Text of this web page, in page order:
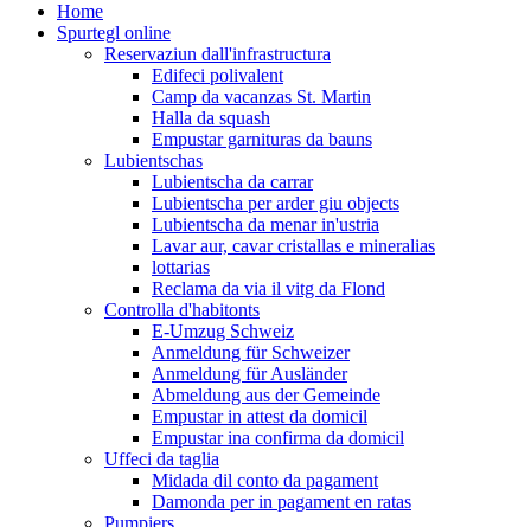
Home
Spurtegl online
Reservaziun dall'infrastructura
Edifeci polivalent
Camp da vacanzas St. Martin
Halla da squash
Empustar garnituras da bauns
Lubientschas
Lubientscha da carrar
Lubientscha per arder giu objects
Lubientscha da menar in'ustria
Lavar aur, cavar cristallas e mineralias
lottarias
Reclama da via il vitg da Flond
Controlla d'habitonts
E-Umzug Schweiz
Anmeldung für Schweizer
Anmeldung für Ausländer
Abmeldung aus der Gemeinde
Empustar in attest da domicil
Empustar ina confirma da domicil
Uffeci da taglia
Midada dil conto da pagament
Damonda per in pagament en ratas
Pumpiers